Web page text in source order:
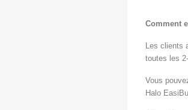
Comment
Les clients
toutes les
Vous
Halo